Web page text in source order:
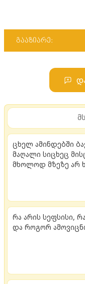
გააზიარე:
ცხელ ამინდებში
მაღალი სიცხეც
მხოლოდ მზეზე არ
რა არის სეფსისი,
და როგორ